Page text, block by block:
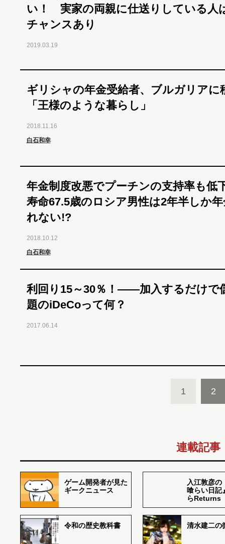
い！ 実家の両親に仕送りしている人
チャンスあり
2019.03.19
ギリシャの年金受給者、ブルガリアに
「王様のような暮らし」
2018.11.16
白石和幸
年金制度改悪でプーチンの支持率も低
寿命67.5歳のロシア男性は2年半しか
れない!?
2018.10.12
白石和幸
利回り15～30％！――加入するだけで
題のiDeCoって何？
2017.06.14
1 2
連載記事
ゲーム開発者が見た
ギークニュース
入江敦彦の
喰らい日記
らReturns
令和の歴史教科書 清水建二の